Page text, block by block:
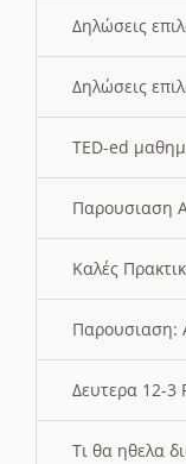
Δηλώσεις
Δηλώσεις
TED-ed
Παρουσιαση
Καλές
Παρουσιαση:
Δευτερα 12-3
Τι θα ηθελα